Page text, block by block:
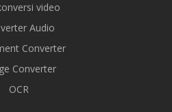
video
Audio
Converter
Converter
OCR